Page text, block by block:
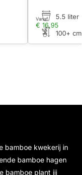
€ 16,95
Vanaf 5.5 liter
100+ cm
bamboe kwekerij in
bamboe hagen
bamboe plant jij